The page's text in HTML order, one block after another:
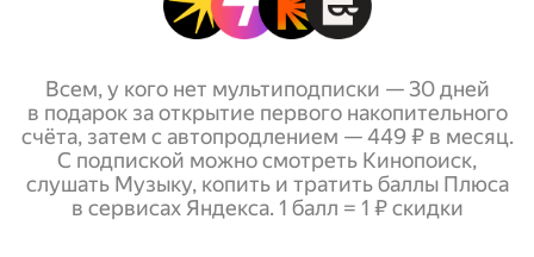
Всем, у кого нет мультиподписки — 30 дней
в подарок за открытие первого накопительного
счёта, затем с автопродлением — 449 ₽ в месяц.
С подпиской можно смотреть Кинопоиск,
слушать Музыку, копить и тратить баллы Плюса
в сервисах Яндекса. 1 балл = 1 ₽ скидки